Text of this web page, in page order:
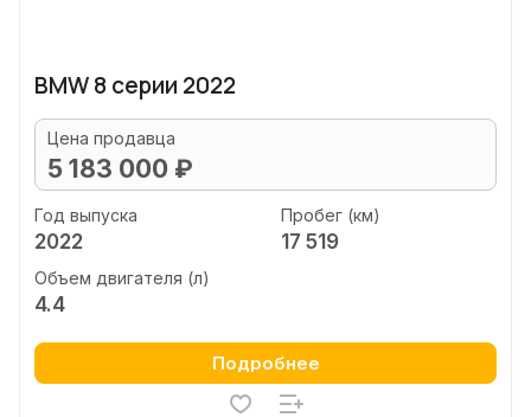
BMW 8 серии 2022
Цена продавца
5 183 000 ₽
Год выпуска
2022
Пробег (км)
17 519
Объем двигателя (л)
4.4
Подробнее